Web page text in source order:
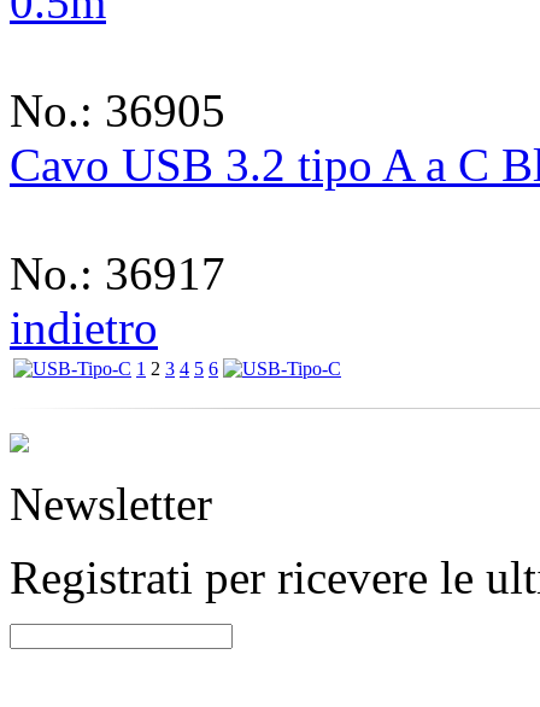
No.: 36905
Cavo USB 3.2 tipo A a C
No.: 36917
indietro
1 2 3 4 5 6
Newsletter
Registrati per ricevere le